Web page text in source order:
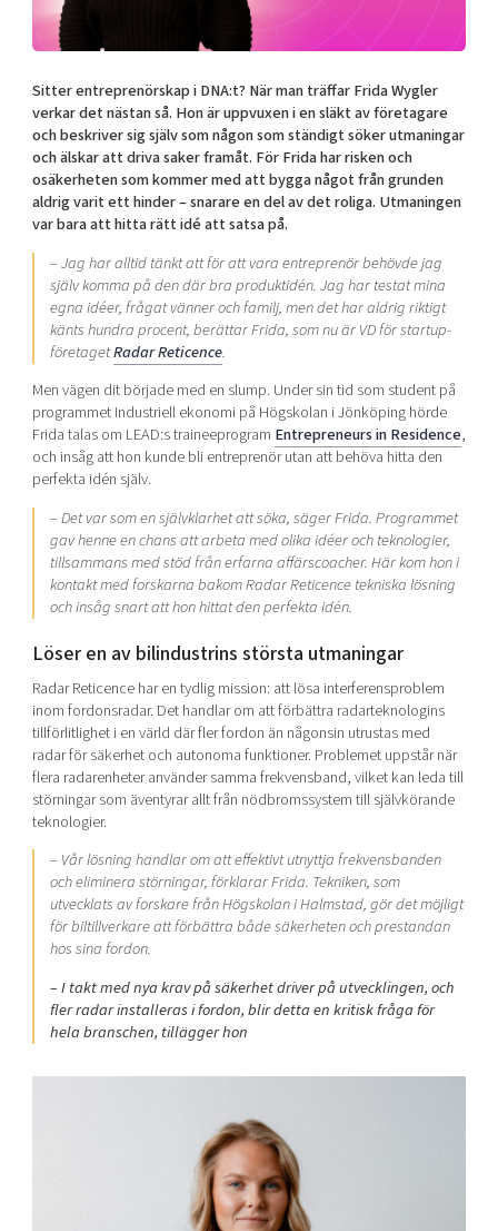
Shaping cities and regions
Bright East
East Sweden Tech Women
Reversed mentorship
Current offers and activities
Upscaling
Talent & skills
Startup & industry collaboration
Offers to boost your business
Funding opportunities
Our community of companies
Projects
Publications
Project toolbox
Our clusters
Reach out to us
Locations
Today's lunch in Mjärdevi
Sitter entreprenörskap i DNA:t? När man träffar Frida Wygler
verkar det nästan så. Hon är uppvuxen i en släkt av företagare
och beskriver sig själv som någon som ständigt söker utmaningar
och älskar att driva saker framåt. För Frida har risken och
osäkerheten som kommer med att bygga något från grunden
aldrig varit ett hinder – snarare en del av det roliga. Utmaningen
var bara att hitta rätt idé att satsa på.
– Jag har alltid tänkt att för att vara entreprenör behövde jag
själv komma på den där bra produktidén. Jag har testat mina
egna idéer, frågat vänner och familj, men det har aldrig riktigt
känts hundra procent, berättar Frida, som nu är VD för startup-
företagetRadar Reticence.
Men vägen dit började med en slump. Under sin tid som student på
programmet Industriell ekonomi på Högskolan i Jönköping hörde
Frida talas om LEAD:s traineeprogram Entrepreneurs in Residence,
och insåg att hon kunde bli entreprenör utan att behöva hitta den
perfekta idén själv.
– Det var som en självklarhet att söka, säger Frida. Programmet
gav henne en chans att arbeta med olika idéer och teknologier,
tillsammans med stöd från erfarna affärscoacher. Här kom hon i
kontakt med forskarna bakom Radar Reticence tekniska lösning
och insåg snart att hon hittat den perfekta idén.
Löser en av bilindustrins största utmaningar
Radar Reticence har en tydlig mission: att lösa interferensproblem
inom fordonsradar. Det handlar om att förbättra radarteknologins
tillförlitlighet i en värld där fler fordon än någonsin utrustas med
radar för säkerhet och autonoma funktioner. Problemet uppstår när
flera radarenheter använder samma frekvensband, vilket kan leda till
störningar som äventyrar allt från nödbromssystem till självkörande
teknologier.
– Vår lösning handlar om att effektivt utnyttja frekvensbanden
och eliminera störningar, förklarar Frida. Tekniken, som
utvecklats av forskare från Högskolan i Halmstad, gör det möjligt
för biltillverkare att förbättra både säkerheten och prestandan
hos sina fordon.
– I takt med nya krav på säkerhet driver på utvecklingen, och
fler radar installeras i fordon, blir detta en kritisk fråga för
hela branschen, tillägger hon